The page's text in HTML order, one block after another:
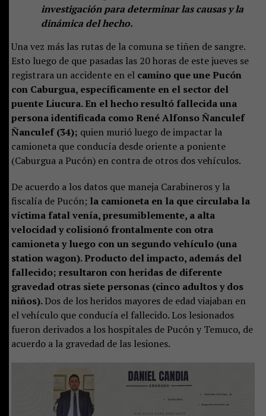
investigación para determinar las causas y la
dinámica del hecho.
Una vez más las rutas de la comuna se tiñen de sangre.
Esto luego de que pasadas las 20 horas de este jueves se
registrara un accidente en el camino que une Pucón
con Caburgua, específicamente en el sector del
puente Liucura. En el hecho resultó fallecida una
persona identificada como René Alfonso Ñanculef
Ñanculef (34); quien murió luego de impactar la
camioneta que conducía desde oriente a poniente
(Caburgua a Pucón) en contra de otros dos vehículos.
De acuerdo a los datos que maneja Carabineros y la
fiscalía de Pucón; la camioneta en la que circulaba la
víctima fatal venía, presumiblemente, a alta
velocidad y colisionó frontalmente con otra
camioneta y luego con un segundo vehículo (una
station wagon). Producto del impacto, además del
fallecido; resultaron con heridas de diferente
gravedad otras siete personas (cinco adultos y dos
niños).Dos de los heridos mayores de edad viajaban en
el vehículo que conducía el fallecido. Los lesionados
fueron derivados a los hospitales de Pucón y Temuco, de
acuerdo a la gravedad de las lesiones.